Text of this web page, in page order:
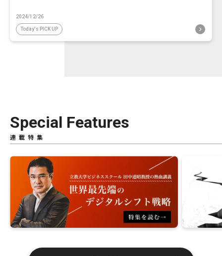
2024/12/26
Today's PICK UP
Special Features
連載特集